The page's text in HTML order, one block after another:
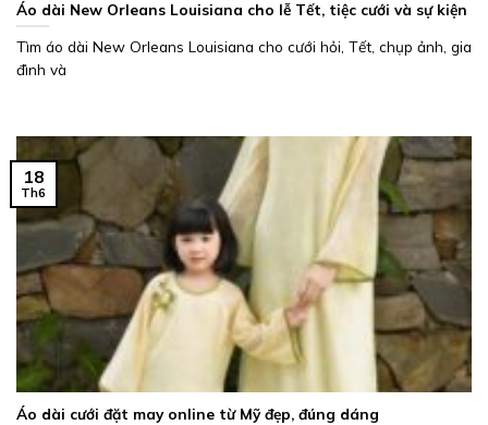
Áo dài New Orleans Louisiana cho lễ Tết, tiệc cưới và sự kiện
Tìm áo dài New Orleans Louisiana cho cưới hỏi, Tết, chụp ảnh, gia
đình và
Áo dài cưới đặt may online từ Mỹ đẹp, đúng dáng
18
Th6